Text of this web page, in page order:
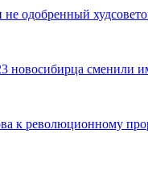
не одобренный
новосибирца сменили
к революционному